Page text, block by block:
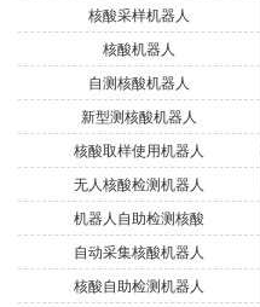
核酸采样机器人
核酸机器人
自测核酸机器人
新型测核酸机器人
核酸取样使用机器人
无人核酸检测机器人
机器人自助检测核酸
自动采集核酸机器人
核酸自助检测机器人